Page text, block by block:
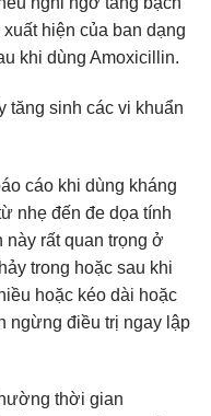
hiện của ban dạng
khi dùng Amoxicillin.
tăng sinh các vi khuẩn
cáo khi dùng kháng
nhẹ đến đe dọa tính
này rất quan trọng ở
trong hoặc sau khi
hoặc kéo dài hoặc
ngừng điều trị ngay lập
thời gian